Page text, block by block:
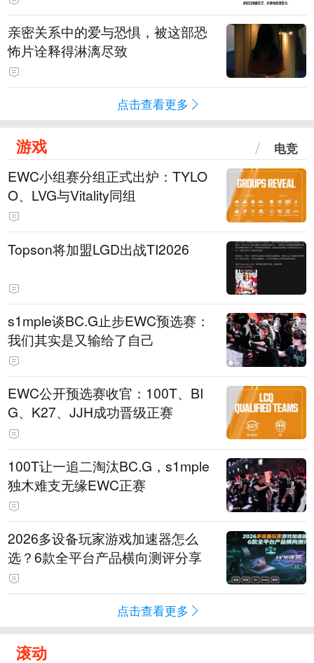
亲密关系中的爱与恐惧，被这部恐
怖片诠释得淋漓尽致
点击查看更多
游戏 电竞
EWC小组赛分组正式出炉：TYLO
O、LVG与Vitality同组
Topson将加盟LGD出战TI2026
s1mple谈BC.G止步EWC预选赛：
我们其实是又输给了自己
EWC公开预选赛收官：100T、BI
G、K27、JJH成功晋级正赛
100T让一追二淘汰BC.G，s1mple
独木难支无缘EWC正赛
2026多设备玩家游戏加速器怎么
选？6款全平台产品横向测评分享
点击查看更多
滚动